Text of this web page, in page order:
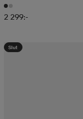
2 299:-
Slut